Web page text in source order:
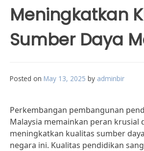
Meningkatkan
Sumber Daya
Posted on May 13, 2025 by adminbir
Perkembangan pembangunan
Malaysia memainkan peran krusial
meningkatkan kualitas sumber
negara ini. Kualitas pendidikan